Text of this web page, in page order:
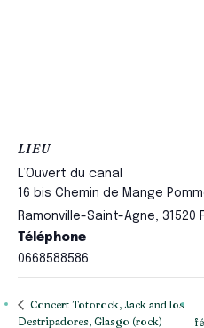
LIEU
L’Ouvert du canal
16 bis Chemin de Mange
Ramonville-Saint-Agne, 31520
Téléphone
0668588586
Concert Totorock, Jack and los
Destripadores, Glasgo (rock)